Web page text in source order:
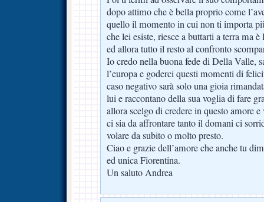
dopo attimo che è bella proprio come
quello il momento in cui non ti importa
che lei esiste, riesce a buttarti a terra ma
ed allora tutto il resto al confronto
Io credo nella buona fede di Della Valle,
l’europa e goderci questi momenti di
caso negativo sarà solo una gioia
lui e raccontano della sua voglia di fare
allora scelgo di credere in questo amore
ci sia da affrontare tanto il domani ci
volare da subito o molto presto.
Ciao e grazie dell’amore che anche tu
ed unica Fiorentina.
Un saluto Andrea